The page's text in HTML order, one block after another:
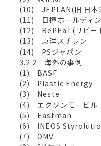
(10) JEPLAN(旧 日本
(11) 日揮ホールディン
(12) RePEaT(リピー
(13) 東洋スチレン
(14) PSジャパン
3.2.2 海外の事例
(1) BASF
(2) Plastic Energy
(3) Neste
(4) エクソンモービル
(5) Eastman
(6) INEOS Styrolution(
(7) OMV